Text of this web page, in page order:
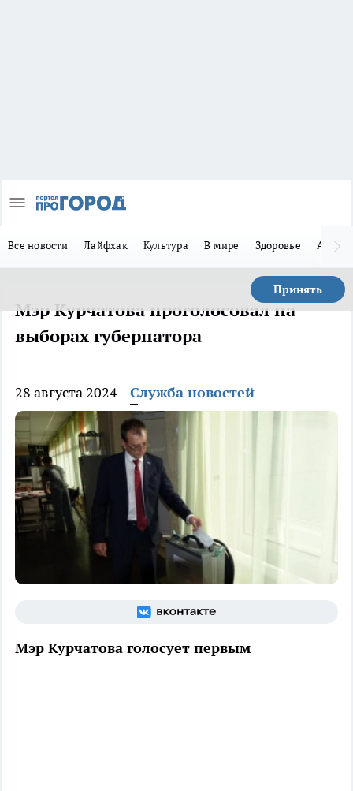
Все новости Лайфхак Культура В мире Здоровье Авто
Принять
Мэр Курчатова проголосовал на
выборах губернатора
28 августа 2024 Служба новостей
Мэр Курчатова голосует первым